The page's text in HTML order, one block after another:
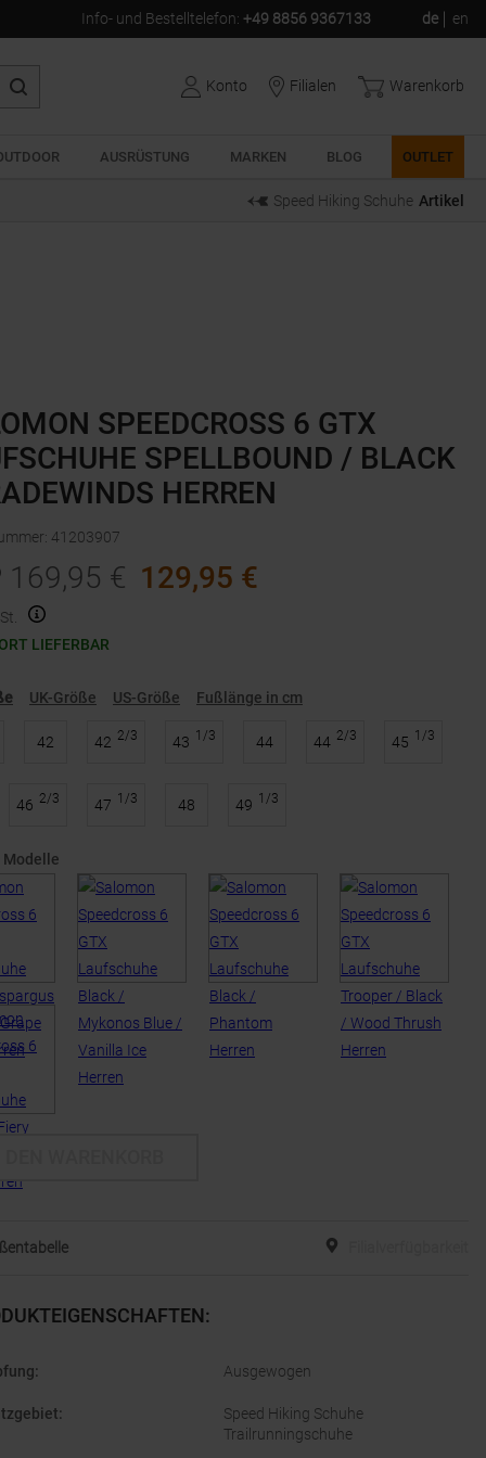
Info- und Bestelltelefon: +49 8856 9367133 de en
Konto Filialen Warenkorb
AUSRÜSTUNG MARKEN BLOG OUTLET
Speed Hiking Schuhe Artikel
SPEEDCROSS 6 GTX
SPELLBOUND / BLACK
HERREN
: 41203907
169,95 € 129,95 €
LIEFERBAR
UK-Größe US-Größe Fußlänge in cm
42 42 2/3 43 1/3 44 44 2/3 45 1/3
46 2/3 47 1/3 48 49 1/3
Modelle
:
: Ausgewogen
:
Speed Hiking Schuhe
Trailrunningschuhe